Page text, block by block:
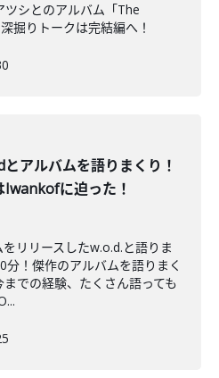
シとのアルバム「The
掘りトークは完結編へ！
アルバムを語りまくり！
Iwankofに迫った！
リリースしたw.o.d.と語りま
分！傑作のアルバムを語りまく
での経験、たくさん語っても